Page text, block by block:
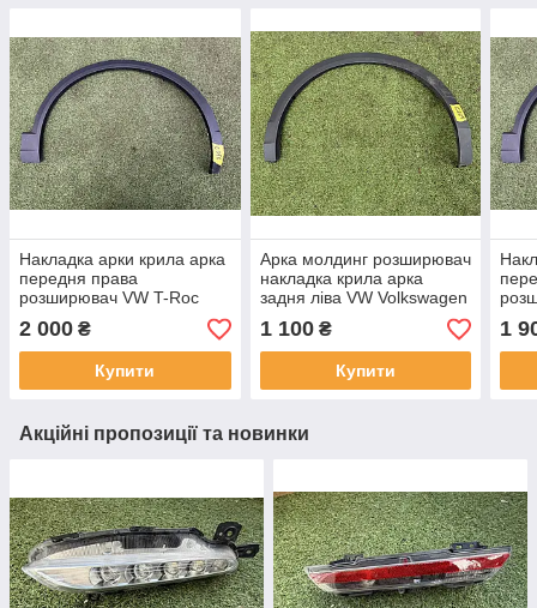
Накладка арки крила арка
передня права
розширювач VW T-Roc
2017-рр 2GA854732D
оригінал бв
2 000 ₴
Купити
Арка молдинг розширювач
накладка крила арка
задня ліва VW Volkswagen
T-ROC 2017-рр
2GA854819E оригінал бв
1 100₴
Купити
1
Акційні пропозиції та новинки